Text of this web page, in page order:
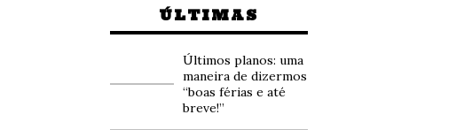
ÚLTIMAS
Últimos planos: uma
maneira de dizermos
“boas férias e até
breve!”